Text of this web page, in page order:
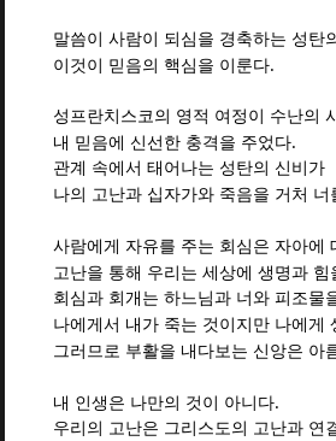
말씀이 사람이 되심을 경축하는 성탄
이것이 믿음의 핵심을 이룬다.
성프란치스코의 영적 여정이 수난의
내 믿음에 신선한 충격을 주었다.
관계 속에서 태어나는 성탄의 신비가
나의 고난과 십자가와 죽음을 거처
사람에게 자유를 주는 회심은 자아에
고난을 통해 우리는 세상에 생명과
회심과 회개는 하느님과 너와 피조물
나에게서 내가 죽는 것이지만 나에게
그러므로 부활을 내다보는 신앙은 아
내 인생은 나만의 것이 아니다.
우리의 고난은 그리스도의 고난과 연